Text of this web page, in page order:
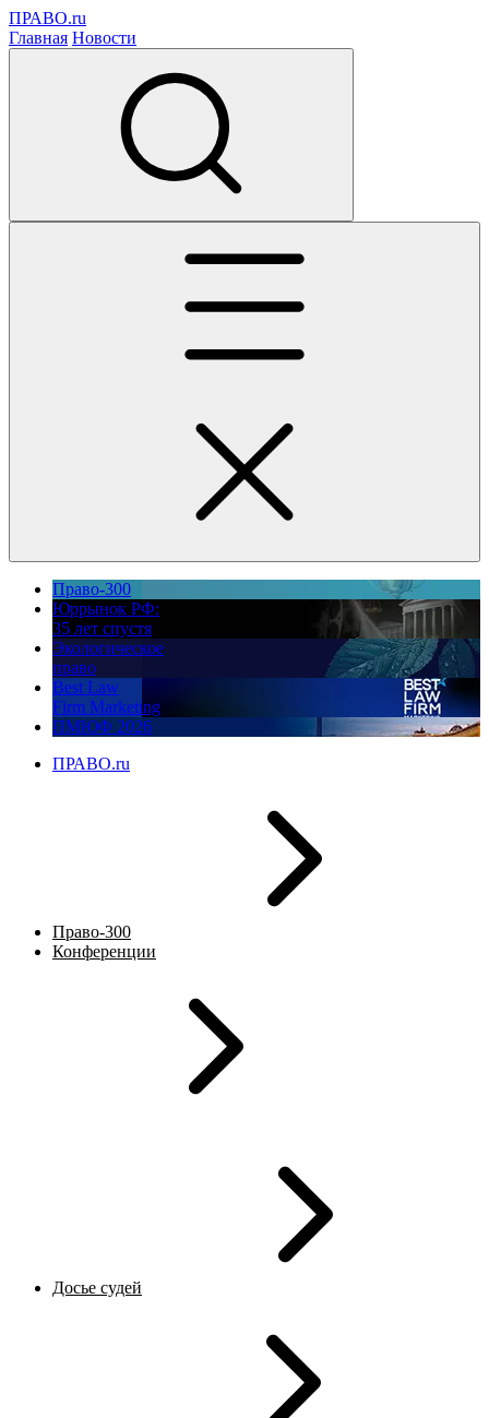
ПРАВО.ru
Главная Новости
Право-300
Юррынок РФ:
35 лет спустя
Экологическое
право
Best Law
Firm Marketing
ПМЮФ 2026
ПРАВО.ru
Право-300
Конференции
Досье судей